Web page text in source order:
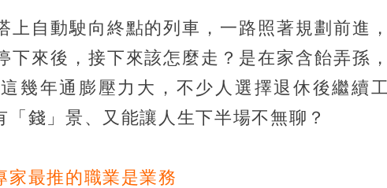
上自動駛向終點的列車，一路照著規劃前進，
下來後，接下來該怎麼走？是在家含飴弄孫，
幾年通膨壓力大，不少人選擇退休後繼續工
錢」景、又能讓人生下半場不無聊？
家最推的職業是業務